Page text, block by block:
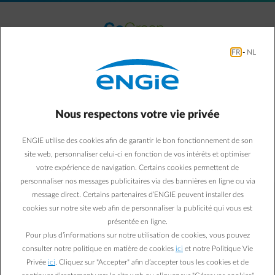
Le parc éolien de Haven Gent
FR - NL
Nous respectons votre vie privée
ENGIE utilise des cookies afin de garantir le bon fonctionnement de son
site web, personnaliser celui-ci en fonction de vos intérêts et optimiser
votre expérience de navigation. Certains cookies permettent de
personnaliser nos messages publicitaires via des bannières en ligne ou via
message direct. Certains partenaires d’ENGIE peuvent installer des
cookies sur notre site web afin de personnaliser la publicité qui vous est
présentée en ligne.
Pour plus d’informations sur notre utilisation de cookies, vous pouvez
consulter notre politique en matière de cookies ici et notre Politique Vie
Privée ici . Cliquez sur "Accepter" afin d’accepter tous les cookies et de